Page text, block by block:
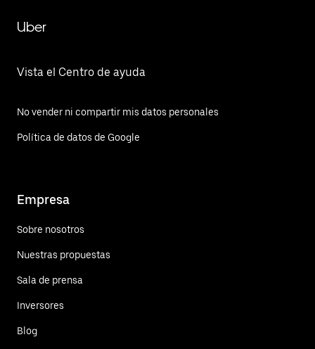
Uber
Vista el Centro de ayuda
No vender ni compartir mis datos personales
Política de datos de Google
Empresa
Sobre nosotros
Nuestras propuestas
Sala de prensa
Inversores
Blog